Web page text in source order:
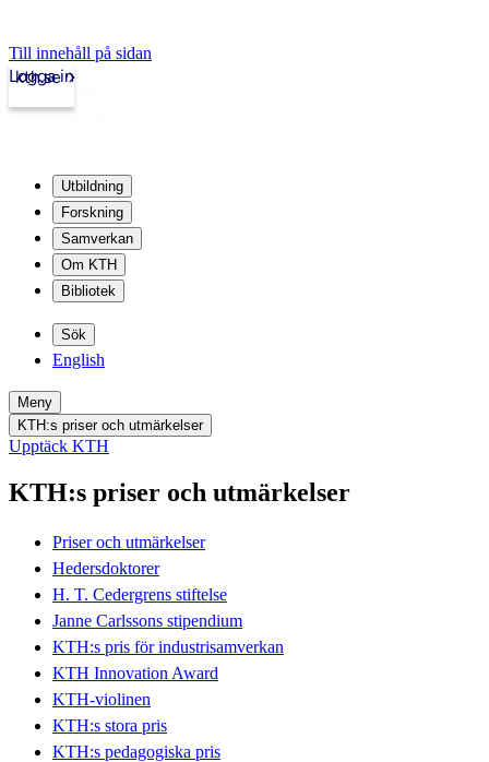
Till innehåll på sidan
kth.se
Logga in
Utbildning
Forskning
Samverkan
Om KTH
Bibliotek
Sök
English
Meny
KTH:s priser och utmärkelser
Upptäck KTH
KTH:s priser och utmärkelser
Priser och utmärkelser
Hedersdoktorer
H. T. Cedergrens stiftelse
Janne Carlssons stipendium
KTH:s pris för industrisamverkan
KTH Innovation Award
KTH-violinen
KTH:s stora pris
KTH:s pedagogiska pris